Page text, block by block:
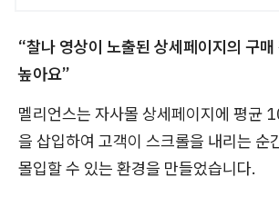
“찰나 영상이 노출된 상세페이지의 구
높아요”
멜리언스는 자사몰 상세페이지에 평균
을 삽입하여 고객이 스크롤을 내리는 순
몰입할 수 있는 환경을 만들었습니다.